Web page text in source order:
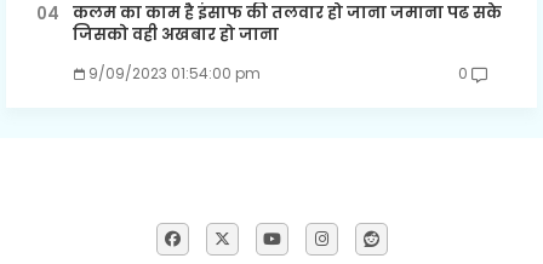
कलम का काम है इंसाफ की तलवार हो जाना जमाना पढ सके
जिसको वही अखबार हो जाना
9/09/2023 01:54:00 pm 0